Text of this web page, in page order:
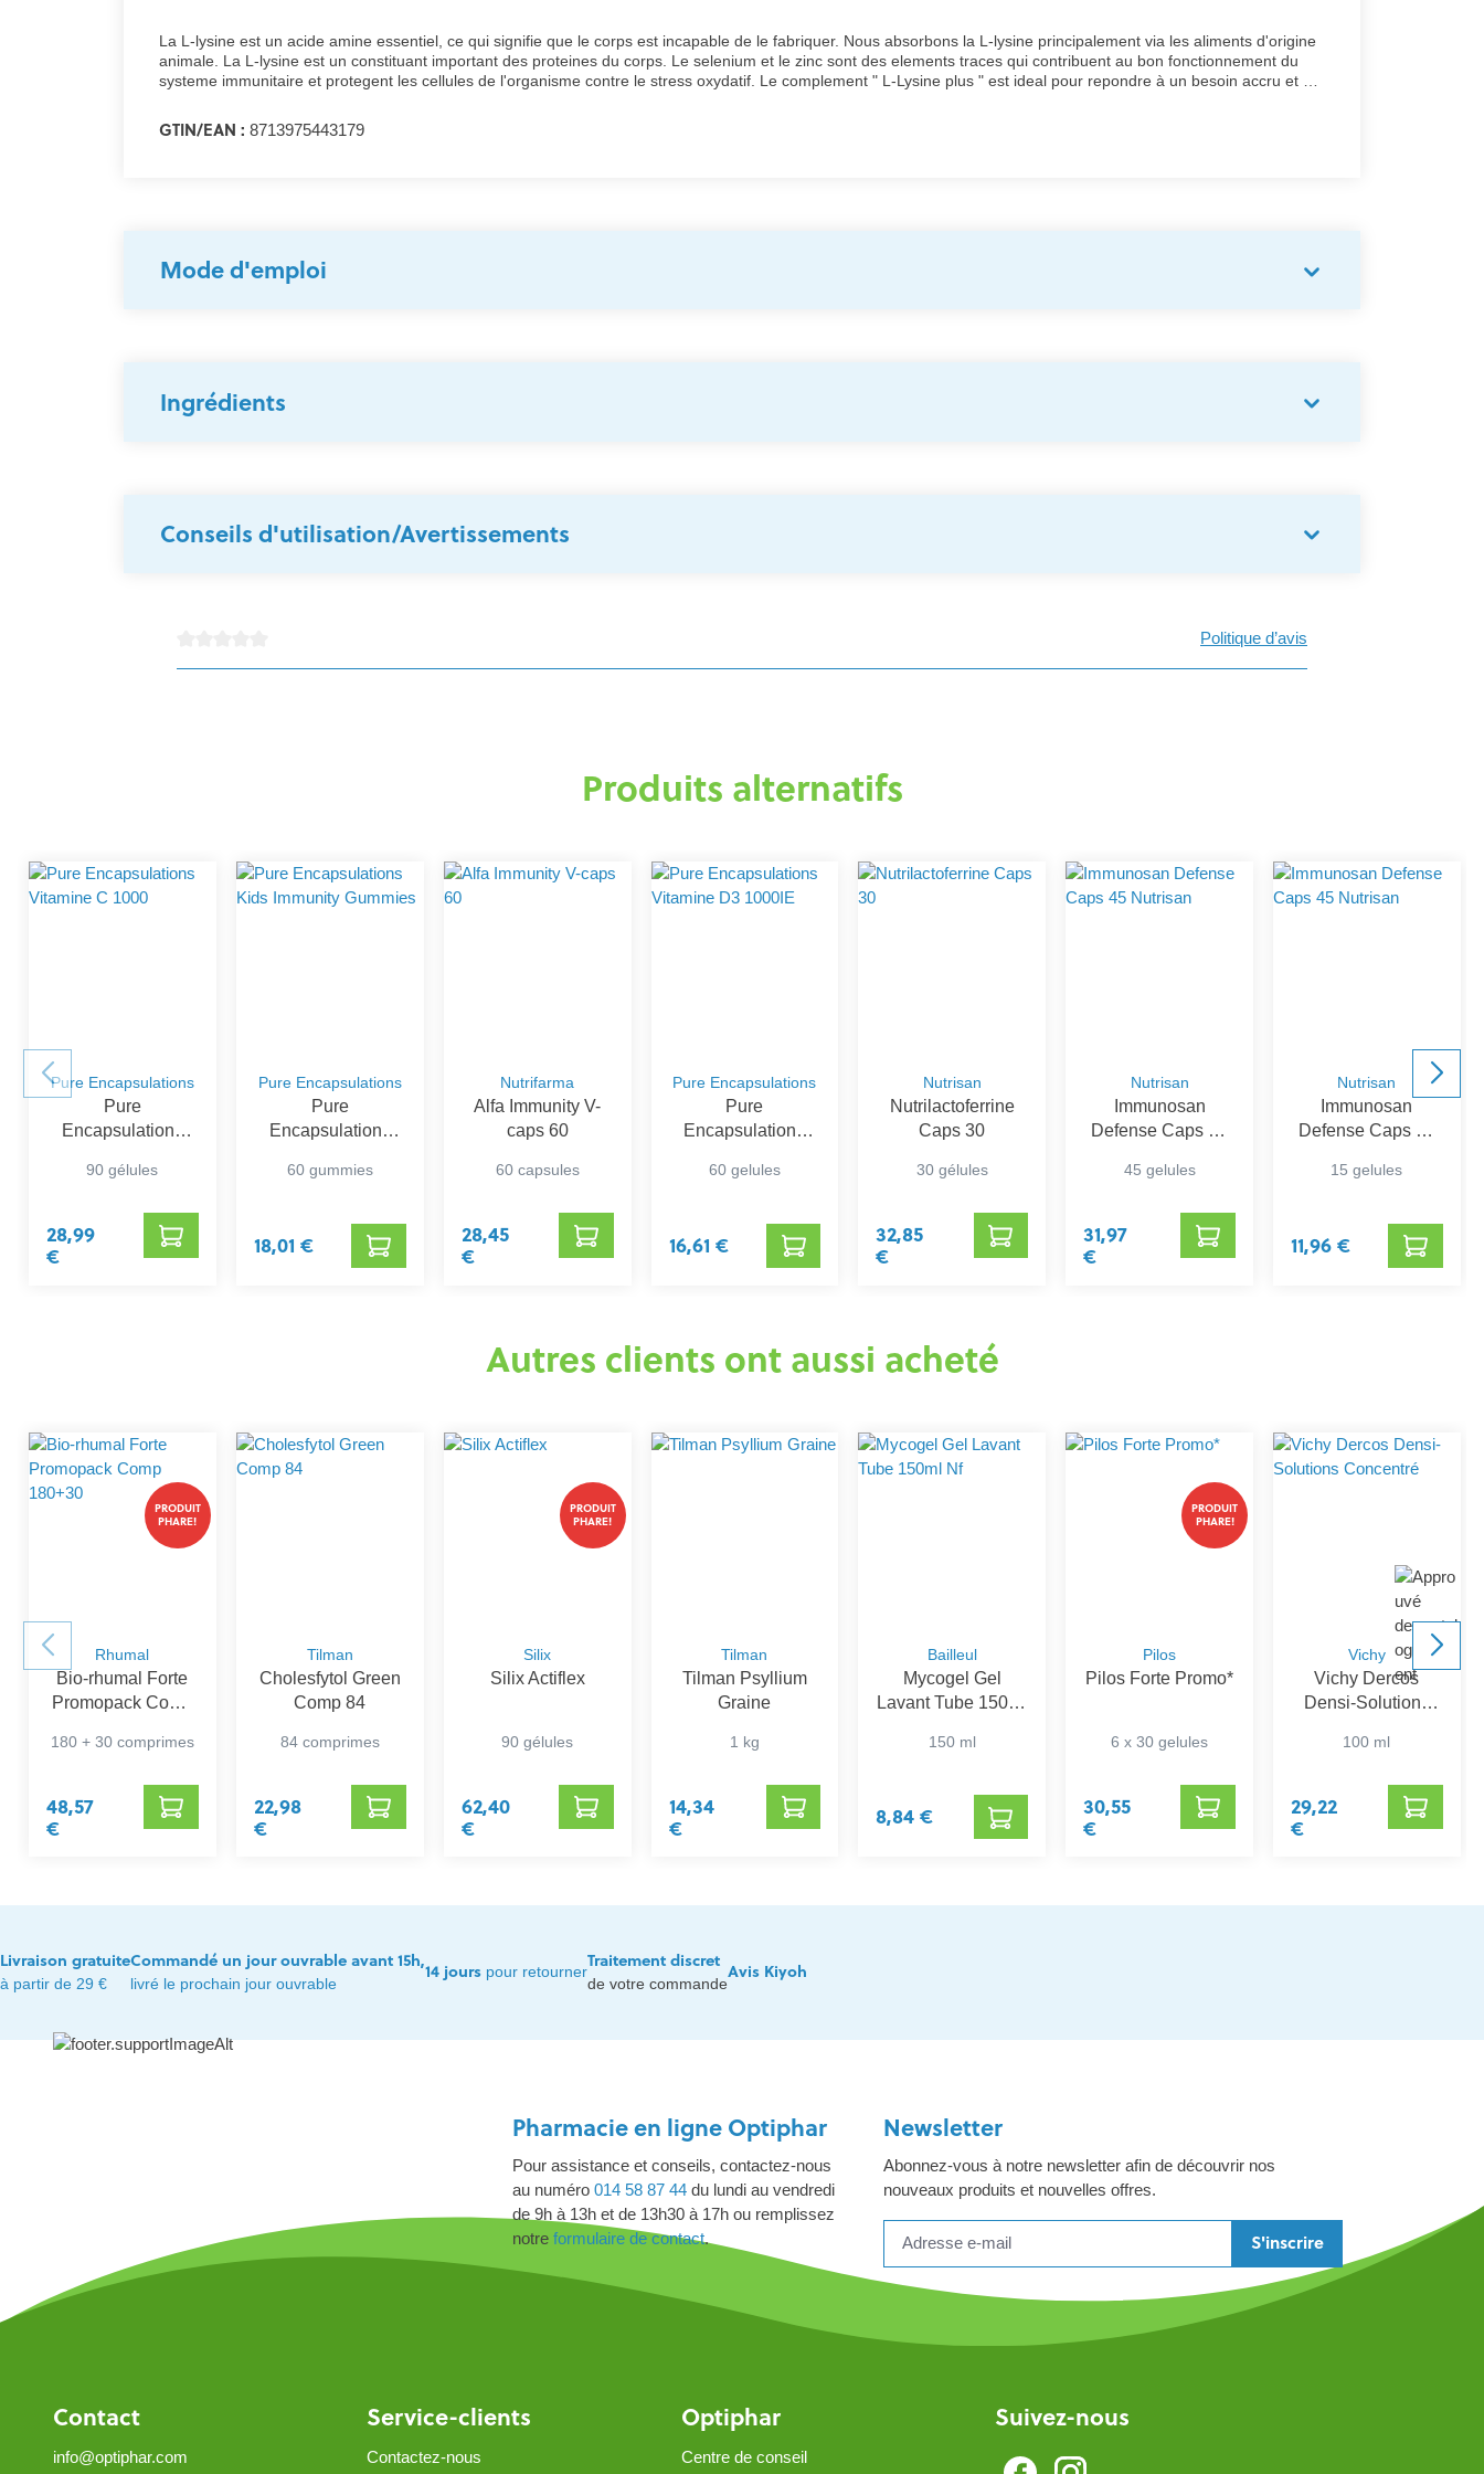
La L-lysine est un acide amine essentiel, ce qui signifie que le corps est incapable de le fabriquer. Nous absorbons la L-lysine principalement via les aliments d'origine
animale. La L-lysine est un constituant important des proteines du corps. Le selenium et le zinc sont des elements traces qui contribuent au bon fonctionnement du
systeme immunitaire et protegent les cellules de l'organisme contre le stress oxydatif. Le complement " L-Lysine plus " est ideal pour repondre à un besoin accru et est
GTIN/EAN : 8713975443179
Mode d'emploi
Ingrédients
Conseils d'utilisation/Avertissements
Politique d’avis
Produits alternatifs
Pure Encapsulations
Pure
Encapsulations
90 gélules
28,99
€
Pure Encapsulations
Pure
Encapsulations
Gummies
60 gummies
18,01 €
Nutrifarma
Alfa Immunity V-
caps 60
60 capsules
28,45
€
Pure Encapsulations
Pure
Encapsulations
1000IE
60 gelules
16,61 €
Nutrisan
Nutrilactoferrine
Caps 30
30 gélules
32,85
€
Nutrisan
Immunosan
Defense Caps 45
45 gelules
31,97
€
Nutrisan
Immunosan
Defense Caps 45
15 gelules
11,96 €
Autres clients ont aussi acheté
PRODUIT
PHARE!
Rhumal
Bio-rhumal Forte
Promopack Comp
180 + 30 comprimes
48,57
€
Tilman
Cholesfytol Green
Comp 84
84 comprimes
22,98
€
PRODUIT
PHARE!
Silix
Silix Actiflex
90 gélules
62,40
€
Tilman
Tilman Psyllium
Graine
1 kg
14,34
€
Bailleul
Mycogel Gel
Lavant Tube 150ml
150 ml
8,84 €
PRODUIT
PHARE!
Pilos
Pilos Forte Promo*
6 x 30 gelules
30,55
€
Vichy
Vichy Dercos
Densi-Solutions
100 ml
29,22
€
Livraison gratuite
à partir de 29 €
Commandé un jour ouvrable avant 15h,
livré le prochain jour ouvrable
14 jours pour retourner
Traitement discret
de votre commande
Avis Kiyoh
Pharmacie en ligne Optiphar
Pour assistance et conseils, contactez-nous
au numéro 014 58 87 44 du lundi au vendredi
de 9h à 13h et de 13h30 à 17h ou remplissez
notre formulaire de contact.
Newsletter
Abonnez-vous à notre newsletter afin de découvrir nos
nouveaux produits et nouvelles offres.
S'inscrire
Contact
info@optiphar.com
Service-clients
Contactez-nous
Optiphar
Centre de conseil
Suivez-nous